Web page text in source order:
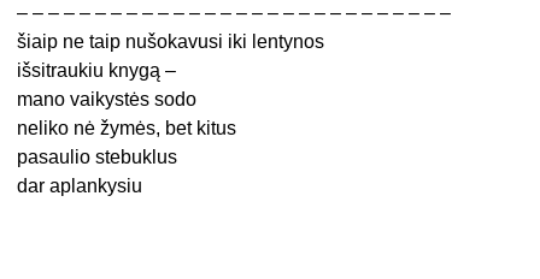
– – – – – – – – – – – – – – – – – – – – – – – – – – – –
šiaip ne taip nušokavusi iki lentynos
išsitraukiu knygą –
mano vaikystės sodo
neliko nė žymės, bet kitus
pasaulio stebuklus
dar aplankysiu